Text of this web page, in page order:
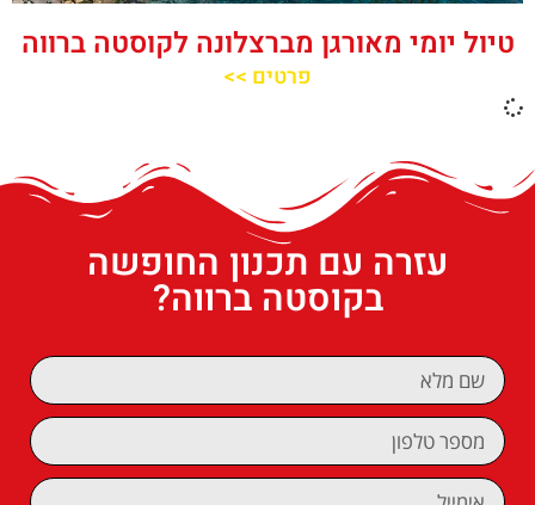
טיול יומי מאורגן מברצלונה לקוסטה ברווה
פרטים >>
עזרה עם תכנון החופשה
בקוסטה ברווה?